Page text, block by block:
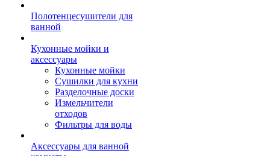
Полотенцесушители для
ванной
Кухонные мойки и
аксессуары
Кухонные мойки
Сушилки для кухни
Разделочные доски
Измельчители
отходов
Фильтры для воды
Аксессуары для ванной